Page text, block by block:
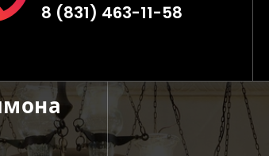
8 (831) 463-11-58